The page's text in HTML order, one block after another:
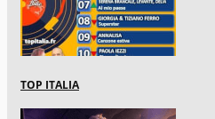
TOP ITALIA